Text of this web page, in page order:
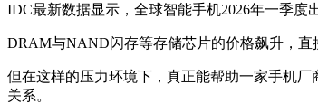
IDC最新数据显示，全球智能手机2026年一季度
DRAM与NAND闪存等存储芯片的价格飙升，直
但在这样的压力环境下，真正能帮助一家手机
关系。